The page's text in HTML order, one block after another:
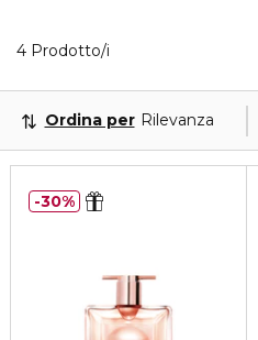
4 Prodotto/i
Ordina per Rilevanza
30%